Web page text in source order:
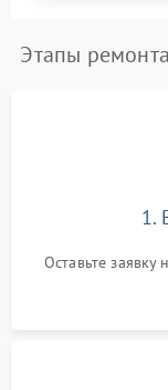
Этапы
1.
Оставьте заявку